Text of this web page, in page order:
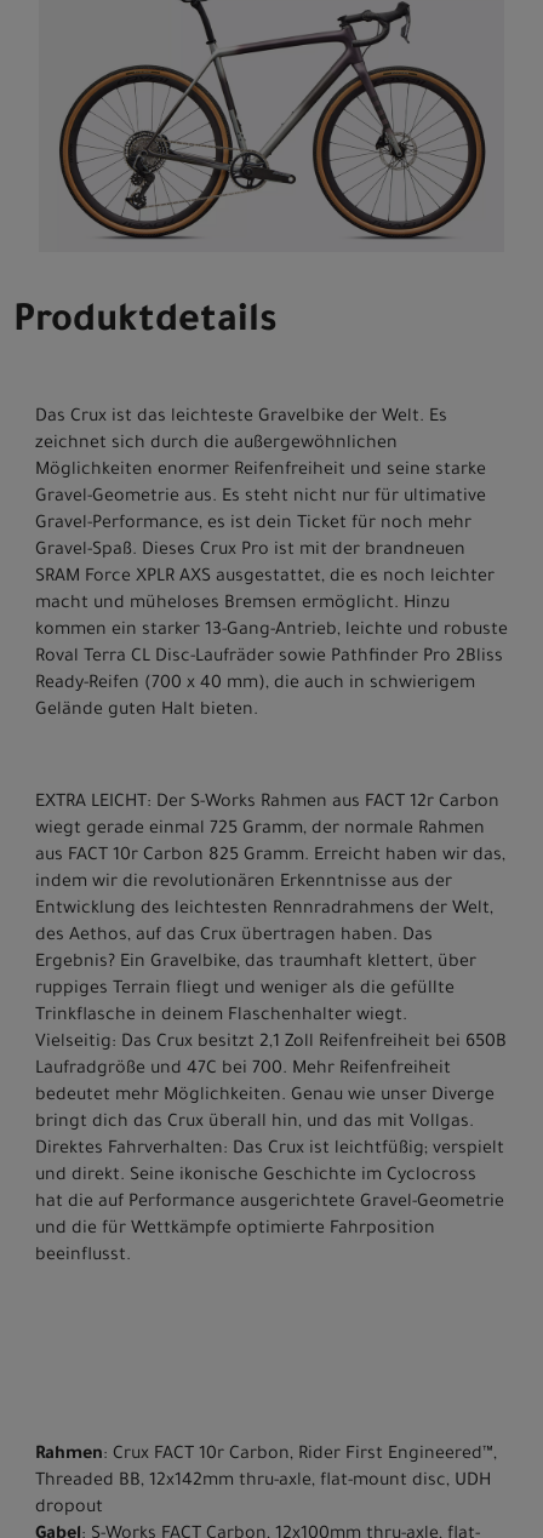
Produktdetails
Das Crux ist das leichteste Gravelbike der Welt. Es
zeichnet sich durch die außergewöhnlichen
Möglichkeiten enormer Reifenfreiheit und seine starke
Gravel-Geometrie aus. Es steht nicht nur für ultimative
Gravel-Performance, es ist dein Ticket für noch mehr
Gravel-Spaß. Dieses Crux Pro ist mit der brandneuen
SRAM Force XPLR AXS ausgestattet, die es noch leichter
macht und müheloses Bremsen ermöglicht. Hinzu
kommen ein starker 13-Gang-Antrieb, leichte und robuste
Roval Terra CL Disc-Laufräder sowie Pathfinder Pro 2Bliss
Ready-Reifen (700 x 40 mm), die auch in schwierigem
Gelände guten Halt bieten.
EXTRA LEICHT: Der S-Works Rahmen aus FACT 12r Carbon
wiegt gerade einmal 725 Gramm, der normale Rahmen
aus FACT 10r Carbon 825 Gramm. Erreicht haben wir das,
indem wir die revolutionären Erkenntnisse aus der
Entwicklung des leichtesten Rennradrahmens der Welt,
des Aethos, auf das Crux übertragen haben. Das
Ergebnis? Ein Gravelbike, das traumhaft klettert, über
ruppiges Terrain fliegt und weniger als die gefüllte
Trinkflasche in deinem Flaschenhalter wiegt.
Vielseitig: Das Crux besitzt 2,1 Zoll Reifenfreiheit bei 650B
Laufradgröße und 47C bei 700. Mehr Reifenfreiheit
bedeutet mehr Möglichkeiten. Genau wie unser Diverge
bringt dich das Crux überall hin, und das mit Vollgas.
Direktes Fahrverhalten: Das Crux ist leichtfüßig; verspielt
und direkt. Seine ikonische Geschichte im Cyclocross
hat die auf Performance ausgerichtete Gravel-Geometrie
und die für Wettkämpfe optimierte Fahrposition
beeinflusst.
Rahmen: Crux FACT 10r Carbon, Rider First Engineered™,
Threaded BB, 12x142mm thru-axle, flat-mount disc, UDH
dropout